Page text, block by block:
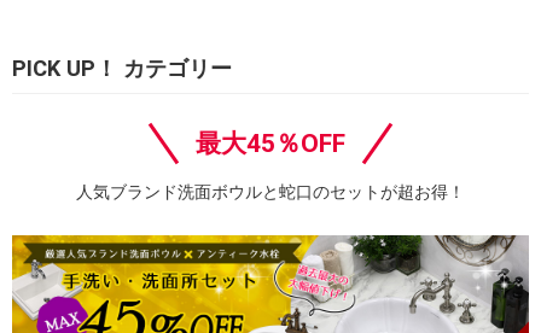
PICK UP！ カテゴリー
最大45％OFF
人気ブランド洗面ボウルと蛇口のセットが超お得！